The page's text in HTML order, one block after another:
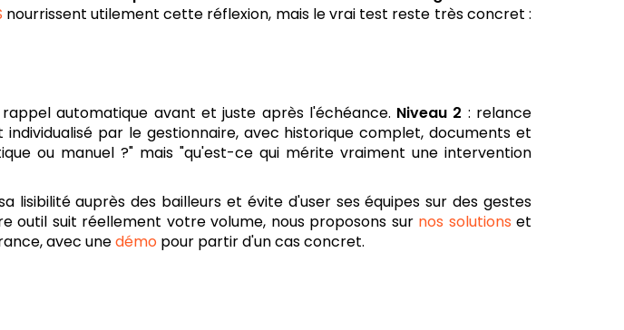
nourrissent utilement cette réflexion, mais le vrai test reste très concret :
rappel automatique avant et juste après l'échéance. Niveau 2 : relance
par le gestionnaire, avec historique complet, documents et
ou manuel ?" mais "qu'est-ce qui mérite vraiment une intervention
auprès des bailleurs et évite d'user ses équipes sur des gestes
outil suit réellement votre volume, nous proposons sur nos solutions et
avec unedémo pour partir d'un cas concret.